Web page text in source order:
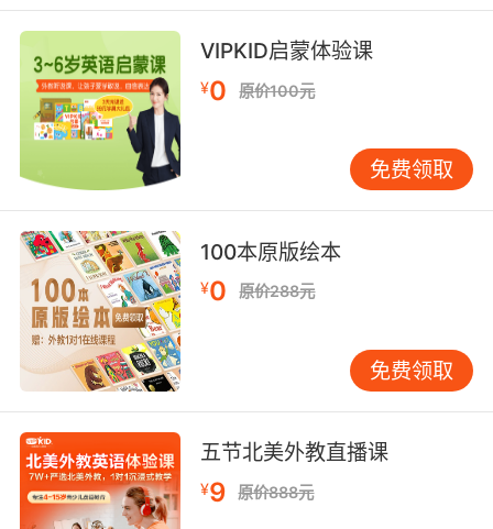
VIPKID启蒙体验课
¥0 原价100元
免费领取
100本原版绘本
¥0 原价288元
免费领取
五节北美外教直播课
¥9 原价888元